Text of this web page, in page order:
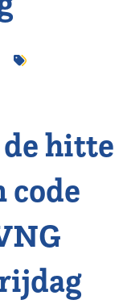
hitte
code